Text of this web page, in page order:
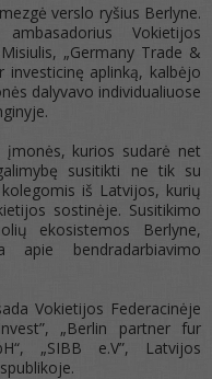
verslo ryšius Berlyne.
Vokietijos
„Germany Trade &
investicinę aplinką, kalbėjo
dalyvavo individualiuose
kurios sudarė net
susitikti ne tik su
iš Latvijos, kurių
sostinėje. Susitikimo
ekosistemos Berlyne,
bendradarbiavimo
Vokietijos Federacinėje
„Berlin partner fur
„SIBB e.V”, Latvijos